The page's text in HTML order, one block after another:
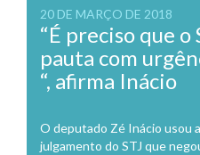
20 DE MARÇO DE 2018
“É preciso que o
pauta com
“, afirma Inácio
O deputado Zé Inácio usou
julgamento do STJ que